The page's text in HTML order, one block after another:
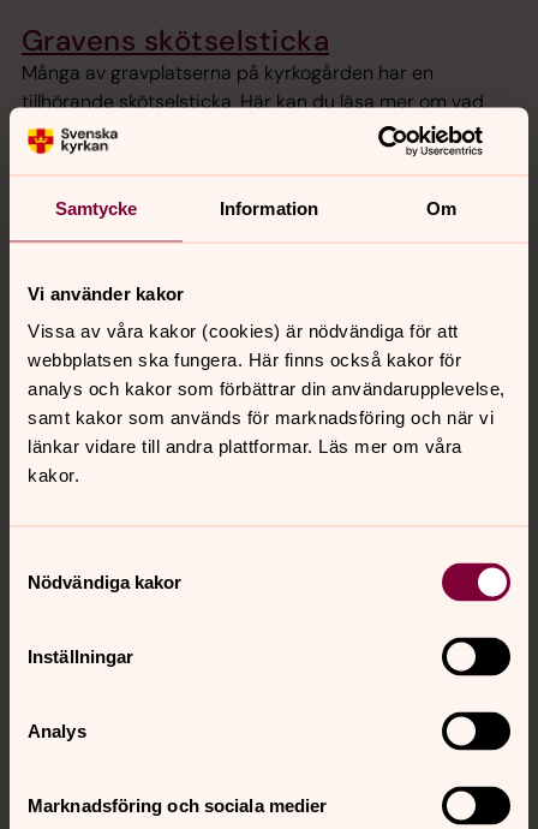
Samtycke Information Om
Vi använder kakor
Vissa av våra kakor (cookies) är nödvändiga för att
webbplatsen ska fungera. Här finns också kakor för
analys och kakor som förbättrar din användarupplevelse,
samt kakor som används för marknadsföring och när vi
länkar vidare till andra plattformar. Läs mer om våra
kakor.
Nödvändiga kakor
Inställningar
Analys
Marknadsföring och sociala medier
Gravens skötselsticka
Många av gravplatserna på kyrkogården har en
tillhörande skötselsticka. Här kan du läsa mer om vad
stickans siffror och färgmarkeringar betyder.